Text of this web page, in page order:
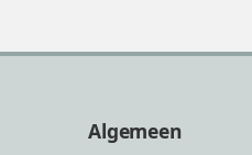
Algemeen